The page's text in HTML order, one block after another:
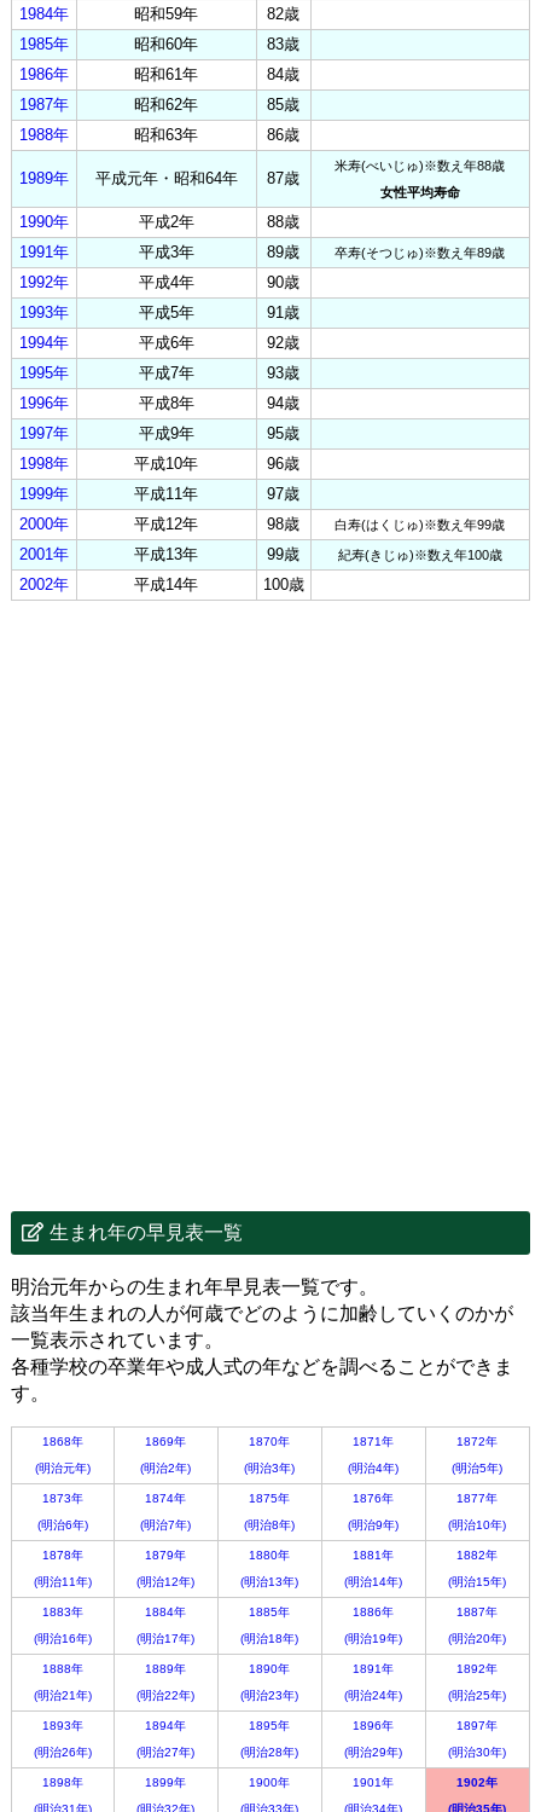
1984年 昭和59年
82歳
1985年
昭和60年
83歳
1986年
昭和61年
84歳
1987年
昭和62年
85歳
1988年
昭和63年 86歳
1989年 平成元年・昭和64年 87歳
米寿(べいじゅ)※数え年88歳
女性平均寿命
1990年 平成2年
88歳
1991年
平成3年 89歳 卒寿(そつじゅ)※数え年89歳
1992年 平成4年
90歳
1993年
平成5年
91歳
1994年
平成6年
92歳
1995年
平成7年
93歳
1996年
平成8年
94歳
1997年
平成9年
95歳
1998年
平成10年
96歳
1999年
平成11年
97歳
2000年
平成12年 98歳 白寿(はくじゅ)※数え年99歳
2001年 平成13年 99歳 紀寿(きじゅ)※数え年100歳
2002年 平成14年 100歳
生まれ年の早見表一覧
明治元年からの生まれ年早見表一覧です。
該当年生まれの人が何歳でどのように加齢していくのかが
一覧表示されています。
各種学校の卒業年や成人式の年などを調べることができま
す。
1868年
(明治元年)
1869年
(明治2年)
1870年
(明治3年)
1871年
(明治4年)
1872年
(明治5年)
1873年
(明治6年)
1874年
(明治7年)
1875年
(明治8年)
1876年
(明治9年)
1877年
(明治10年)
1878年
(明治11年)
1879年
(明治12年)
1880年
(明治13年)
1881年
(明治14年)
1882年
(明治15年)
1883年
(明治16年)
1884年
(明治17年)
1885年
(明治18年)
1886年
(明治19年)
1887年
(明治20年)
1888年
(明治21年)
1889年
(明治22年)
1890年
(明治23年)
1891年
(明治24年)
1892年
(明治25年)
1893年
(明治26年)
1894年
(明治27年)
1895年
(明治28年)
1896年
(明治29年)
1897年
(明治30年)
1898年
(明治31年)
1899年
(明治32年)
1900年
(明治33年)
1901年
(明治34年)
1902年
(明治35年)